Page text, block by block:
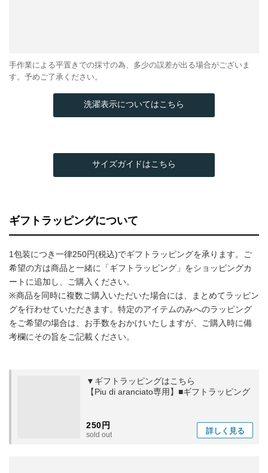
手作業による平置きでの採寸の為、多少の誤差が出る場合がございま
す。予めご了承ください。
洗濯表示についてはこちら
サイズガイドはこちら
ギフトラッピングについて
1包装につき一律250円(税込)でギフトラッピングを承ります。ご
希望の方は商品と一緒に「ギフトラッピング」をショッピングカ
ートに追加し、ご購入ください。
※商品を同時に複数ご購入いただいた場合には、まとめてラッピン
グを行わせていただきます。特定のアイテムのみへのラッピング
をご希望の場合は、お手数をおかけいたしますが、ご購入時に備
考欄にその旨をご記載ください。
▼ギフトラッピングはこちら
【Piu di aranciato専用】■ギフトラッピング
250円
sold out 詳しく 見る